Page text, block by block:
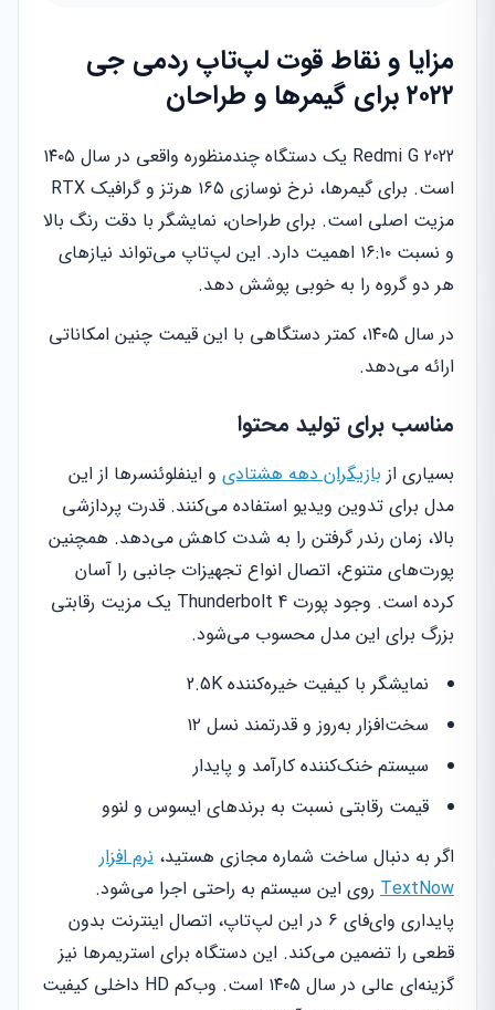
مزایا و نقاط قوت لپ‌تاپ ردمی جی
۲۰۲۲ برای گیمرها و طراحان
Redmi G 2022 یک دستگاه چندمنظوره واقعی در سال ۱۴۰۵
است. برای گیمرها، نرخ نوسازی ۱۶۵ هرتز و گرافیک RTX
مزیت اصلی است. برای طراحان، نمایشگر با دقت رنگ بالا
و نسبت ۱۶:۱۰ اهمیت دارد. این لپ‌تاپ می‌تواند نیازهای
هر دو گروه را به خوبی پوشش دهد.
در سال ۱۴۰۵، کمتر دستگاهی با این قیمت چنین امکاناتی
ارائه می‌دهد.
مناسب برای تولید محتوا
بسیاری از بازیگران دهه هشتادی و اینفلوئنسرها از این
مدل برای تدوین ویدیو استفاده می‌کنند. قدرت پردازشی
بالا، زمان رندر گرفتن را به شدت کاهش می‌دهد. همچنین
پورت‌های متنوع، اتصال انواع تجهیزات جانبی را آسان
کرده است. وجود پورت Thunderbolt 4 یک مزیت رقابتی
بزرگ برای این مدل محسوب می‌شود.
نمایشگر با کیفیت خیره‌کننده 2.5K
سخت‌افزار به‌روز و قدرتمند نسل ۱۲
سیستم خنک‌کننده کارآمد و پایدار
قیمت رقابتی نسبت به برندهای ایسوس و لنوو
اگر به دنبال ساخت شماره مجازی هستید، نرم افزار
TextNow روی این سیستم به راحتی اجرا می‌شود.
پایداری وای‌فای ۶ در این لپ‌تاپ، اتصال اینترنت بدون
قطعی را تضمین می‌کند. این دستگاه برای استریمرها نیز
گزینه‌ای عالی در سال ۱۴۰۵ است. وب‌کم HD داخلی کیفیت